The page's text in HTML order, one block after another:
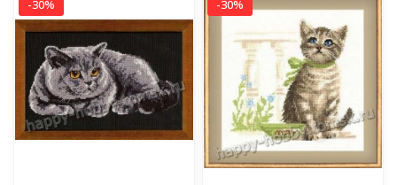
-30% -30%